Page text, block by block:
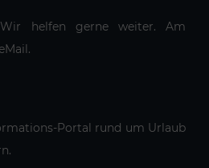
helfen gerne weiter. Am
Portal rund um Urlaub